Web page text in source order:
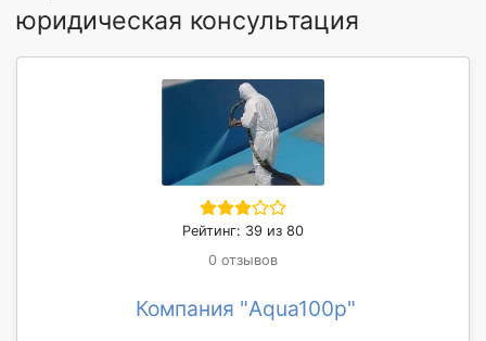
юридическая консультация
Рейтинг: 39 из 80
0 отзывов
Компания "Aqua100p"